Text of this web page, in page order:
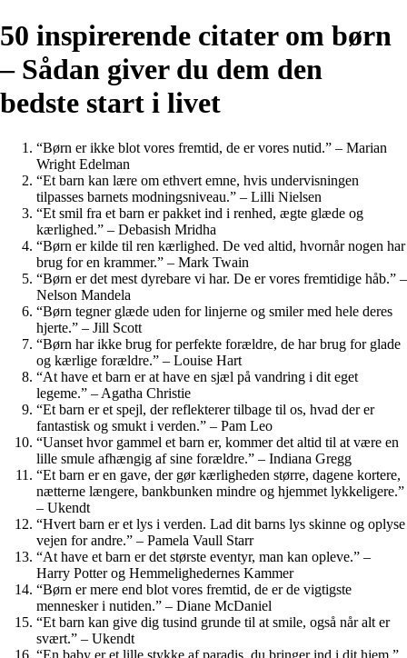
50 inspirerende citater om børn
– Sådan giver du dem den
bedste start i livet
“Børn er ikke blot vores fremtid, de er vores nutid.” – Marian
Wright Edelman
“Et barn kan lære om ethvert emne, hvis undervisningen
tilpasses barnets modningsniveau.” – Lilli Nielsen
“Et smil fra et barn er pakket ind i renhed, ægte glæde og
kærlighed.” – Debasish Mridha
“Børn er kilde til ren kærlighed. De ved altid, hvornår nogen har
brug for en krammer.” – Mark Twain
“Børn er det mest dyrebare vi har. De er vores fremtidige håb.” –
Nelson Mandela
“Børn tegner glæde uden for linjerne og smiler med hele deres
hjerte.” – Jill Scott
“Børn har ikke brug for perfekte forældre, de har brug for glade
og kærlige forældre.” – Louise Hart
“At have et barn er at have en sjæl på vandring i dit eget
legeme.” – Agatha Christie
“Et barn er et spejl, der reflekterer tilbage til os, hvad der er
fantastisk og smukt i verden.” – Pam Leo
“Uanset hvor gammel et barn er, kommer det altid til at være en
lille smule afhængig af sine forældre.” – Indiana Gregg
“Et barn er en gave, der gør kærligheden større, dagene kortere,
nætterne længere, bankbunken mindre og hjemmet lykkeligere.”
– Ukendt
“Hvert barn er et lys i verden. Lad dit barns lys skinne og oplyse
vejen for andre.” – Pamela Vaull Starr
“At have et barn er det største eventyr, man kan opleve.” –
Harry Potter og Hemmelighedernes Kammer
“Børn er mere end blot vores fremtid, de er de vigtigste
mennesker i nutiden.” – Diane McDaniel
“Et barn kan give dig tusind grunde til at smile, også når alt er
svært.” – Ukendt
“En baby er et lille stykke af paradis, du bringer ind i dit hjem.”